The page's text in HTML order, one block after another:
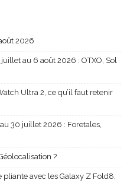
2026
au 6 août 2026 : OTXO, Sol
Ultra 2, ce qu’il faut retenir
30 juillet 2026 : Foretales,
?
avec les Galaxy Z Fold8,